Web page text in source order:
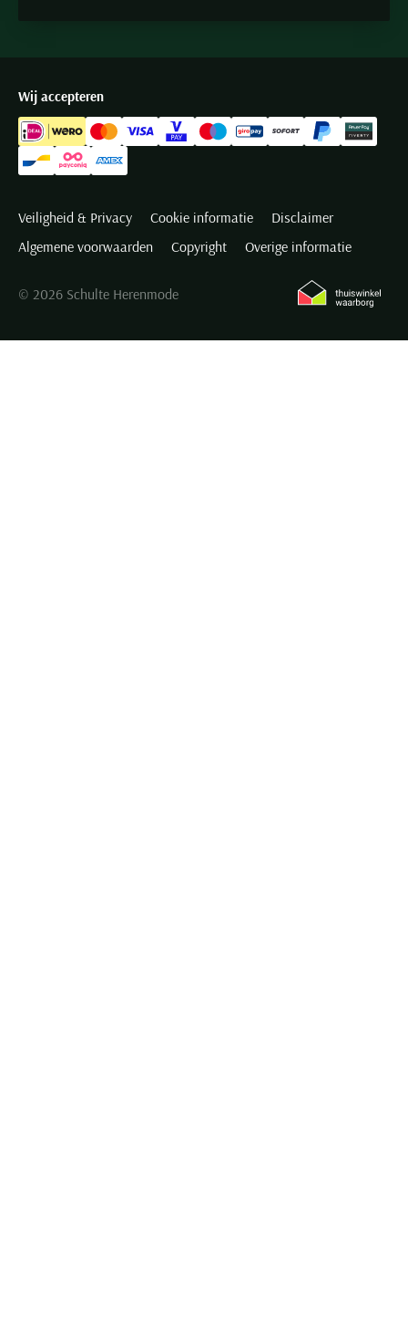
Wij accepteren
Veiligheid & Privacy Cookie informatie
Disclaimer
Algemene voorwaarden
Copyright Overige informatie
© 2026 Schulte Herenmode